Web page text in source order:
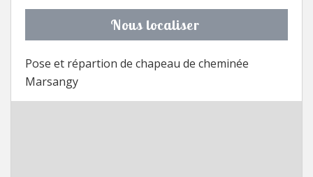
Nous localiser
Pose et répartion de chapeau de cheminée
Marsangy